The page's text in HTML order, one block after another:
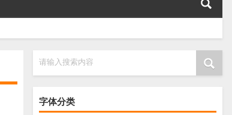
请输入搜索内容
字体分类